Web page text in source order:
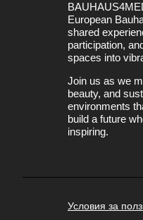
European
shared
participation,
spaces into
Join us as we
beauty, and
environments
build a future
inspiring.
Условия за